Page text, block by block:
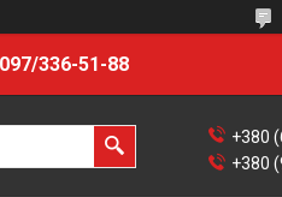
336-51-88
+380
+380